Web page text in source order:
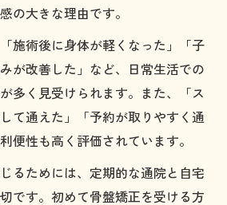
の大きな理由です。
施術後に身体が軽くなった」「子
が改善した」など、日常生活での
多く見受けられます。また、「ス
て通えた」「予約が取りやすく通
便性も高く評価されています。
るためには、定期的な通院と自宅
です。初めて骨盤矯正を受ける方